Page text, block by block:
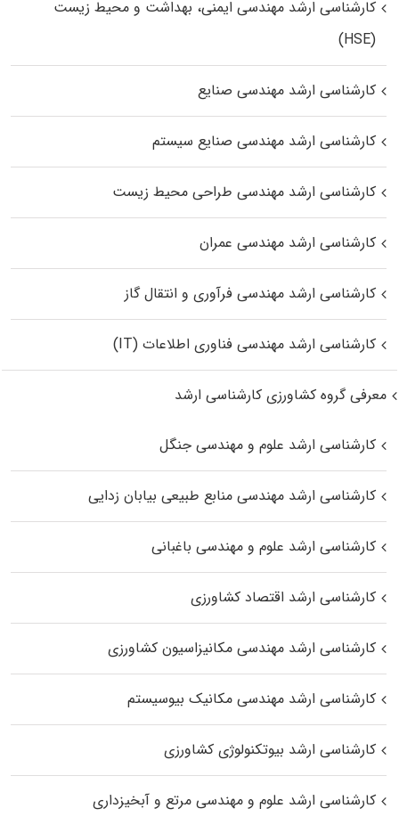
کارشناسی ارشد مهندسی ایمنی، بهداشت و محیط زیست
(HSE)
کارشناسی ارشد مهندسی صنایع
کارشناسی ارشد مهندسی صنایع سیستم
کارشناسی ارشد مهندسی طراحی محیط زیست
کارشناسی ارشد مهندسی عمران
کارشناسی ارشد مهندسی فرآوری و انتقال گاز
کارشناسی ارشد مهندسی فناوری اطلاعات (IT)
معرفی گروه کشاورزی کارشناسی ارشد
کارشناسی ارشد علوم و مهندسی جنگل
کارشناسی ارشد مهندسی منابع طبیعی بیابان زدایی
کارشناسی ارشد علوم و مهندسی باغبانی
کارشناسی ارشد اقتصاد کشاورزی
کارشناسی ارشد مهندسی مکانیزاسیون کشاورزی
کارشناسی ارشد مهندسی مکانیک بیوسیستم
کارشناسی ارشد بیوتکنولوژی کشاورزی
کارشناسی ارشد علوم و مهندسی مرتع و آبخیزداری